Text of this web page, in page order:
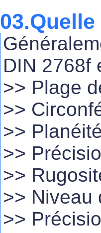
DIN 2768f
>> Plage
>>
>>
>>
>>
>> Niveau
>>